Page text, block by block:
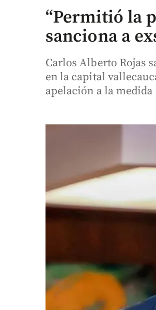
“Permitió la
sanciona a
Carlos Alberto Rojas
en la capital
apelación a la medida